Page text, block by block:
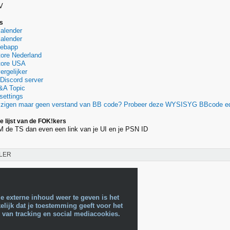
Nederland
USA
server
Topic
maar geen verstand van BB code? Probeer deze WYSISYG BBcode
lijst van de FOK!kers
de TS dan even een link van je UI en je PSN ID
externe inhoud weer te geven is het
dat je toestemming geeft voor het
tracking en social mediacookies.